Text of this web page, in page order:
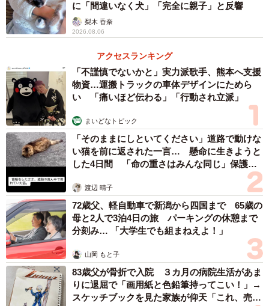
に「間違いなく犬」「完全に親子」と反響
梨木 香奈
2026.08.06
アクセスランキング
「不謹慎でないかと」実力派歌手、熊本へ支援
物資…運搬トラックの車体デザインにためら
い 「痛いほど伝わる」「行動され立派」
まいどなトピック
「そのままにしといてください」道路で動けな
い猫を前に返された一言… 懸命に生きようと
した4日間 「命の重さはみんな同じ」保護団
渡辺 晴子
72歳父、軽自動車で新潟から四国まで 65歳の
母と2人で3泊4日の旅 パーキングの休憩まで
分刻み… 「大学生でも組まねえよ！」
山岡 もと子
83歳父が骨折で入院 ３カ月の病院生活があま
りに退屈で「画用紙と色鉛筆持ってこい！」→
スケッチブックを見た家族が仰天「これ、売れ